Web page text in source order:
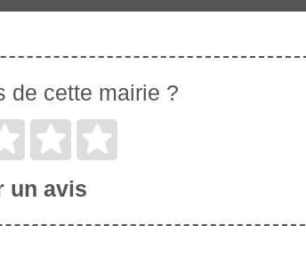
de cette mairie ?
un avis